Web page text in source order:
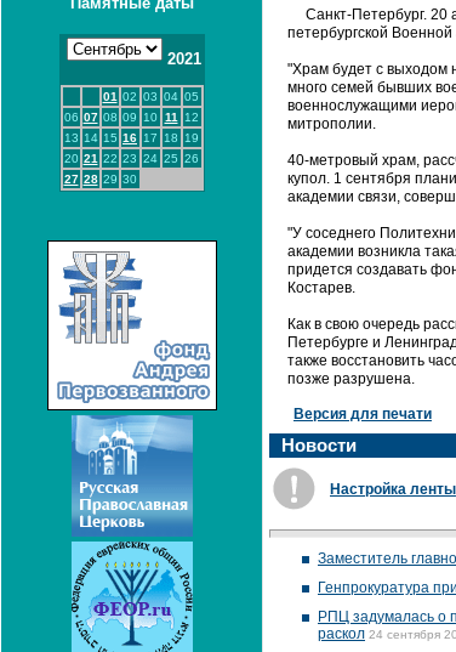
2021
01 02 03 04 05
06 07 08 09 10 11
12
13 14 15 16 17 18
19
20 21 22 23 24 25 26
27 28 29 30
Санкт-Петербург. 20
петербургской
"Храм будет с выходом
много семей бывших
военнослужащими
митрополии.
40-метровый храм,
купол. 1 сентября
академии связи,
"У соседнего
академии возникла
придется создавать
Костарев.
Как в свою очередь
Петербурге и
также восстановить
позже разрушена.
Версия для печати
Новости
Настройка ленты
Заместитель
Генпрокуратура
РПЦ задумалась о
раскол 24 сентября